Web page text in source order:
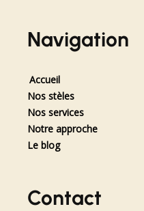
Navigation
Accueil
Nos stèles
Nos services
Notre approche
Le blog
Contact